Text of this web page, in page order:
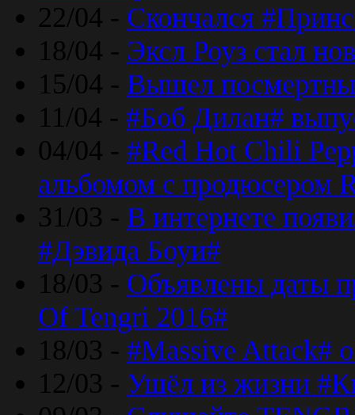
22/04 - Скончался
18/04 - Эксл Роуз стал
15/04 - Вышел
11/04 - #Боб Дилан#
04/04 - #Red Hot Chili
альбомом с продюсером
31/03 - В интернете
#Дэвида Боуи#
18/03 - Объявлены даты
Of Tengri 2016#
18/03 - #Massive Attack#
12/03 - Ушёл из жизни